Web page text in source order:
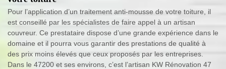
Pour l’application d’un traitement anti-mousse de votre toiture, il
est conseillé par les spécialistes de faire appel à un artisan
couvreur. Ce prestataire dispose d’une grande expérience dans le
domaine et il pourra vous garantir des prestations de qualité à
des prix moins élevés que ceux proposés par les entreprises.
Dans le 47200 et ses environs, c’est l’artisan KW Rénovation 47